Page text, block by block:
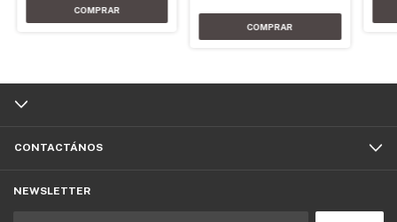
CONTACTÁNOS
NEWSLETTER